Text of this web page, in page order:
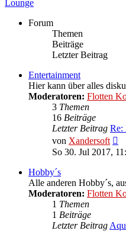
Lounge
Forum
Themen
Beiträge
Letzter Beitrag
Entertainment
Hier kann über alles
Moderatoren: Flotten
3 Themen
16 Beiträge
Letzter Beitrag Re:
von Xandersoft
So 30. Jul 2017,
Hobby´s
Alle anderen Hobby´s,
Moderatoren: Flotten
1 Themen
1 Beiträge
Letzter Beitrag